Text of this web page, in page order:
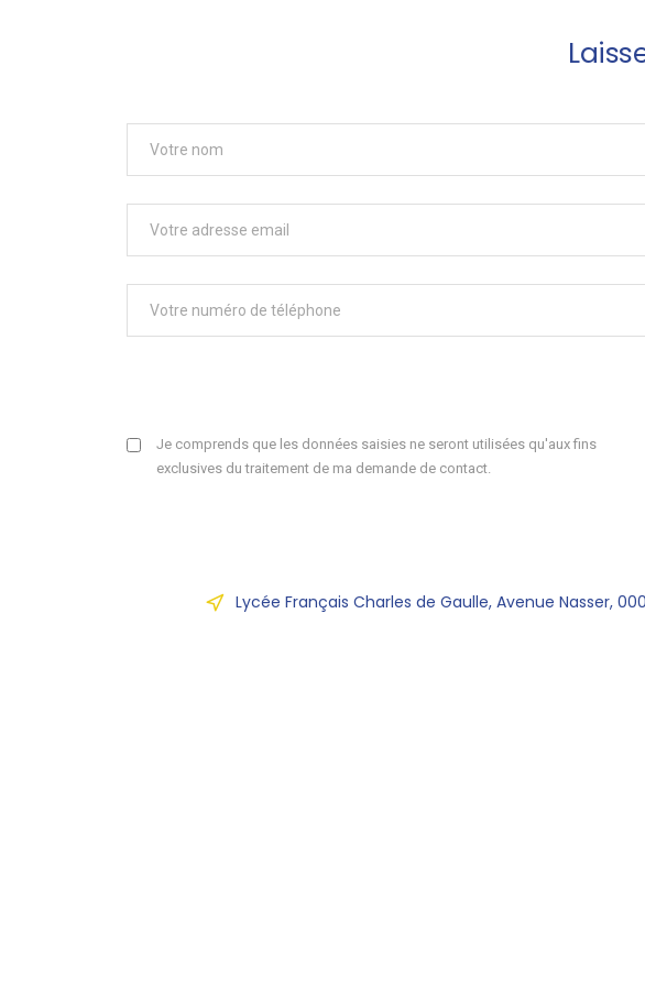
Je comprends que les données saisies ne seront utilisées qu'aux fins
exclusives du traitement de ma demande de contact.
Lycée Français Charles de Gaulle, Avenue Nasser,